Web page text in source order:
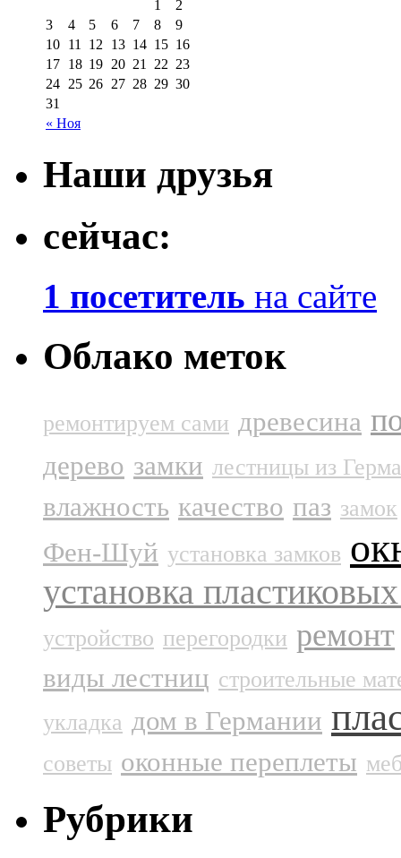
« Ноя
1
2
3
4 5 6 7 8
9
10 11 12 13 14 15 16
17 18 19 20 21 22 23
24 25 26 27 28 29 30
31
Наши друзья
сейчас:
1 посетитель на сайте
Облако меток
ремонтируем сами древесина
дерево замки лестницы из
влажность качество паз замок
Фен-Шуй установка замков
установка
устройство перегородки ремонт
виды лестниц строительные
укладка дом в Германии
советы оконные переплеты
Рубрики